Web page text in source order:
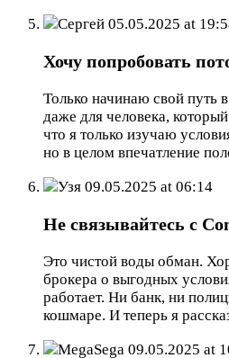
Сергей 05.05.2025 at
Хочу попробовать
Только начинаю свой путь
даже для человека,
что я только изучаю
но в целом впечатление
Узя 09.05.2025 at 06:14
Не связывайтесь с
Это чистой воды обман.
брокера о выгодных
работает. Ни банк, ни
кошмаре. И теперь я
MegaSega 09.05.2025 at